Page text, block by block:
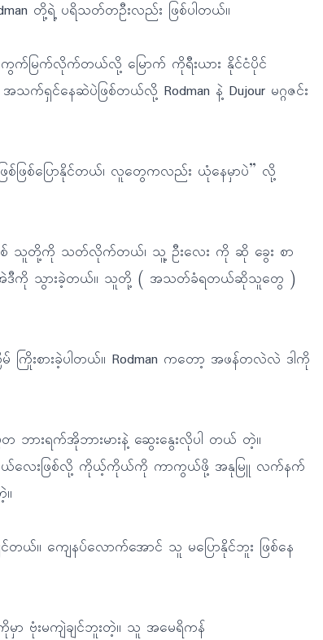
တို့ရဲ့ ပရိသတ်တဦးလည်း ဖြစ်ပါတယ်။
က်မြက်လိုက်တယ်လို့ မြောက် ကိုရီးယား နိုင်ငံပိုင်
ရှင်နေဆဲပဲဖြစ်တယ်လို့ Rodman နဲ့ Dujour မဂ္ဂဇင်း
ဖြစ်ဖြစ်ပြောနိုင်တယ်၊ လူတွေကလည်း ယုံနေမှာပဲ” လို့
ြစ် သူတို့ကို သတ်လိုက်တယ်၊ သူ့ ဦးလေး ကို ဆို ခွေး စာ
ော်အဲဒီကို သွားခဲ့တယ်။ သူတို့ ( အသတ်ခံရတယ်ဆိုသူတွေ )
ြိုးစားခဲ့ပါတယ်။ Rodman ကတော့ အဖန်တလဲလဲ ဒါကို
ဘားရက်အိုဘားမားနဲ့ ဆွေးနွေးလိုပါ တယ် တဲ့။
င်ငံငယ်လေးဖြစ်လို့ ကိုယ့်ကိုယ်ကို ကာကွယ်ဖို့ အနုမြူ လက်နက်
။ ကျေနပ်လောက်အောင် သူ မပြောနိုင်ဘူး ဖြစ်နေ
ာ ဗုံးမကျဲချင်ဘူးတဲ့။ သူ အမေရိကန်